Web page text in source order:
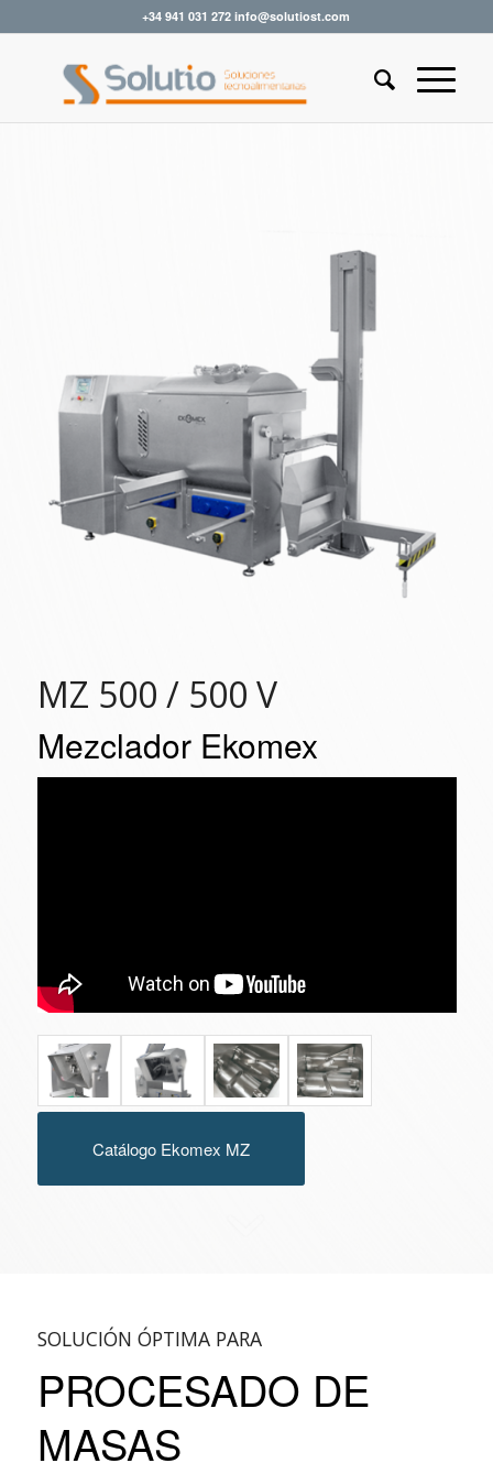
+34 941 031 272 info@solutiost.com
MZ 500 / 500 V
Mezclador Ekomex
Catálogo Ekomex MZ
SOLUCIÓN ÓPTIMA PARA
PROCESADO DE
MASAS